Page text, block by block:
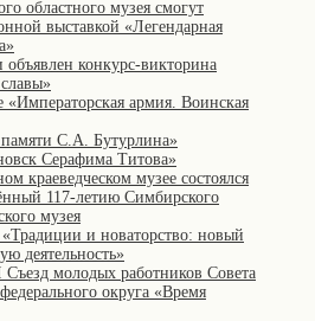
областного музея смогут
выставкой «Легендарная
объявлен конкурс-викторина
«Императорская армия. Воинская
С.А. Бутурлина»
Серафима Титова»
краеведческом музее состоялся
117-летию Симбирского
музея
и новаторство: новый
деятельность»
Съезд молодых работников Совета
округа «Время